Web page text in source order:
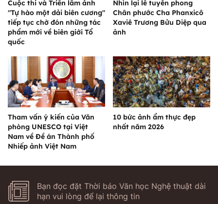
Cuộc thi và Triển lãm ảnh
"Tự hào một dải biên cương"
tiếp tục chờ đón những tác
phẩm mới về biên giới Tổ
quốc
Nhìn lại lễ tuyên phong
Chân phước Cha Phanxicô
Xaviê Trương Bửu Diệp qua
ảnh
Tham vấn ý kiến của Văn
phòng UNESCO tại Việt
Nam về Đề án Thành phố
Nhiếp ảnh Việt Nam
10 bức ảnh ẩm thực đẹp
nhất năm 2026
Bạn đọc đặt Thời báo Văn học Nghệ thuật dài
hạn vui lòng để lại thông tin